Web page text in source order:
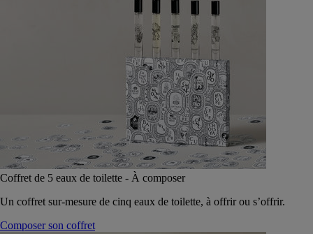
Coffret de 5 eaux de toilette - À composer
Un coffret sur-mesure de cinq eaux de toilette, à offrir ou s’offrir.
Composer son coffret